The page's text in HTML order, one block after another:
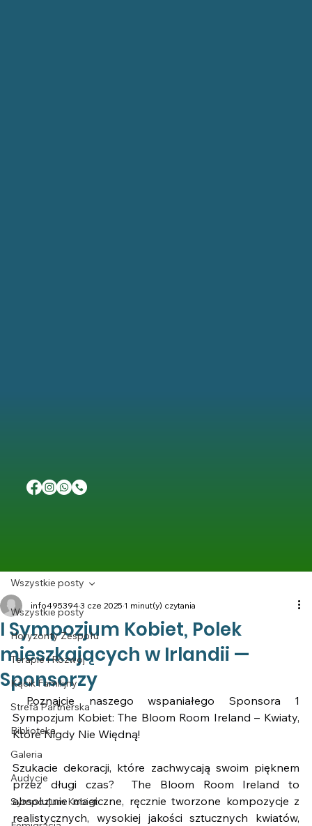
Wszystkie posty
Horyzonty Zespołu
Terapie I Rozwój
Kącik Familijny
Strefa Partnerska
Biblioteka
Galeria
Audycje
Sympozjum Kobiet
Wszystkie posty
I Sympozjum Kobiet, Polek
mieszkających w Irlandii —
Sponsorzy
info4953943 cze 2025 1 minut(y) czytania
Poznajcie naszego wspaniałego Sponsora 1
Sympozjum Kobiet: The Bloom Room Ireland – Kwiaty,
Które Nigdy Nie Więdną!
Szukacie dekoracji, które zachwycają swoim pięknem
przez długi czas?  The Bloom Room Ireland to
absolutnie magiczne, ręcznie tworzone kompozycje z
realistycznych, wysokiej jakości sztucznych kwiatów,